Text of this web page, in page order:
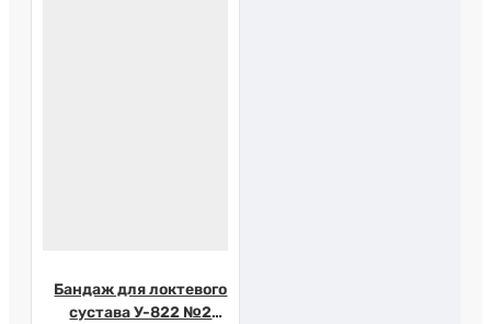
Бандаж для локтевого
сустава У-822 №2